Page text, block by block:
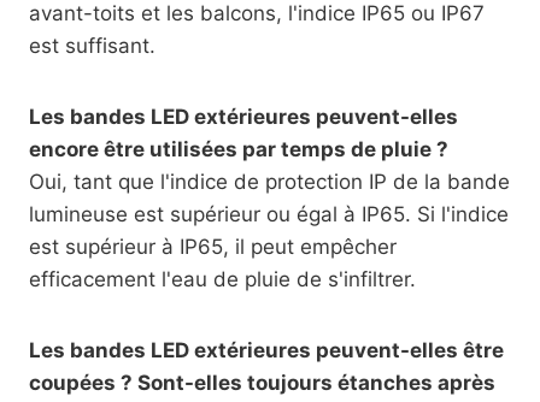
avant-toits et les balcons, l'indice IP65 ou IP67
est suffisant.
Les bandes LED extérieures peuvent-elles
encore être utilisées par temps de pluie ?
Oui, tant que l'indice de protection IP de la bande
lumineuse est supérieur ou égal à IP65. Si l'indice
est supérieur à IP65, il peut empêcher
efficacement l'eau de pluie de s'infiltrer.
Les bandes LED extérieures peuvent-elles être
coupées ? Sont-elles toujours étanches après